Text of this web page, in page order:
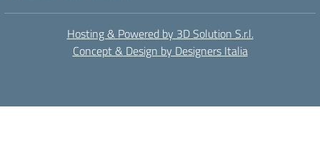
Hosting & Powered by 3D Solution S.r.l.
Concept & Design by Designers Italia